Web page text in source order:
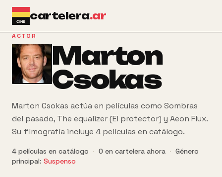
Ir al contenido principal
cartelera.ar
ACTOR
Marton
Csokas
Marton Csokas actúa en películas como Sombras
del pasado, The equalizer (El protector) y Aeon Flux.
Su filmografía incluye 4 películas en catálogo.
4 películas en catálogo · 0 en cartelera ahora · Género
principal: Suspenso